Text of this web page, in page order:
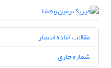
مقالات آماده انتشار
شماره جاری